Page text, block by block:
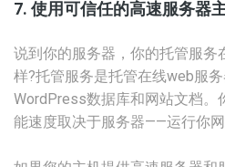
7. 使用可信任的高速服务器
说到你的服务器，你的托管服务
样?托管服务是托管在线web服
WordPress数据库和网站文档。
能速度取决于服务器——运行你网